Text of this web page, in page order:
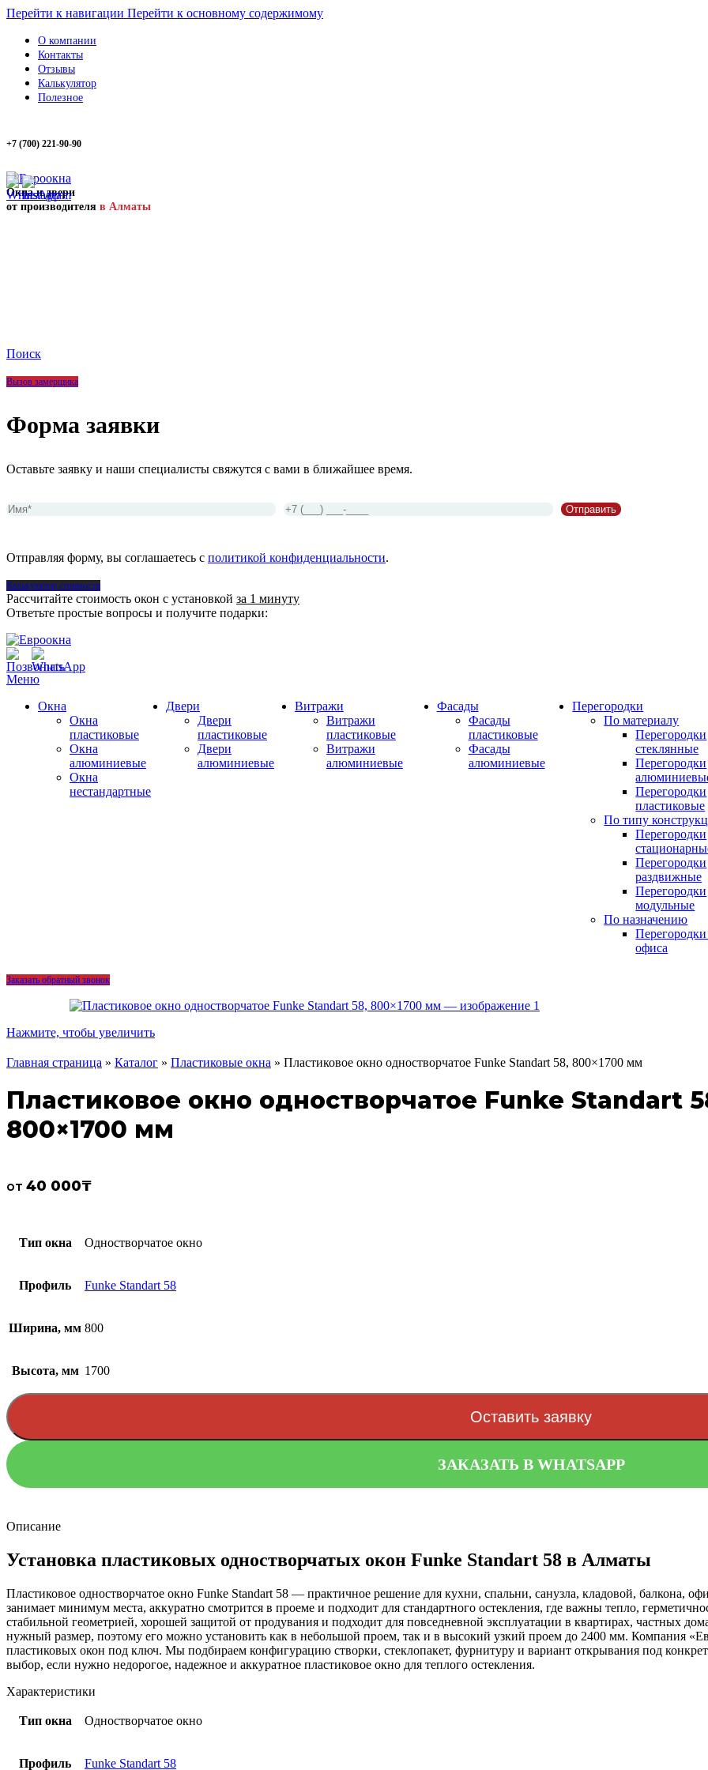
Перейти к навигации Перейти к основному содержимому
О компании
Контакты
Отзывы
Калькулятор
Полезное
+7 (700) 221-90-90
Окна и двери
от производителя в Алматы
Поиск
Вызов замерщика
Форма заявки
Оставьте заявку и наши специалисты свяжутся с вами в ближайшее время.
Отправляя форму, вы соглашаетесь с политикой конфиденциальности.
Калькулятор стоимости
Рассчитайте стоимость окон с установкой за 1 минуту
Ответьте простые вопросы и получите подарки:
Меню
Окна
Окна
пластиковые
Окна
алюминиевые
Окна
нестандартные
Двери
Двери
пластиковые
Двери
алюминиевые
Витражи
Витражи
пластиковые
Витражи
алюминиевые
Фасады
Фасады
пластиковые
Фасады
алюминиевые
Перегородки
По материалу
Перегородки
стеклянные
Перегородки
Перегородки
пластиковые
По типу
Перегородки
Перегородки
раздвижные
Перегородки
модульные
По назначению
офиса
Заказать обратный звонок
Нажмите, чтобы увеличить
Главная страница » Каталог » Пластиковые окна » Пластиковое окно одностворчатое Funke Standart 58, 800×1700 мм
Пластиковое окно одностворчатое Funke Standart
800×1700 мм
от 40 000₸
Тип окна Одностворчатое окно
Профиль Funke Standart 58
Ширина, мм 800
Высота, мм 1700
Оставить заявку
ЗАКАЗАТЬ В WHATSAPP
Описание
Установка пластиковых одностворчатых окон Funke Standart 58 в Алматы
Пластиковое одностворчатое окно Funke Standart 58 — практичное решение для кухни, спальни, санузла, кладовой, балкона,
занимает минимум места, аккуратно смотрится в проеме и подходит для стандартного остекления, где важны тепло,
стабильной геометрией, хорошей защитой от продувания и подходит для повседневной эксплуатации в квартирах, частных
нужный размер, поэтому его можно установить как в небольшой проем, так и в высокий узкий проем до 2400 мм. Компания
пластиковых окон под ключ. Мы подбираем конфигурацию створки, стеклопакет, фурнитуру и вариант открывания под
выбор, если нужно недорогое, надежное и аккуратное пластиковое окно для теплого остекления.
Характеристики
Тип окна Одностворчатое окно
Профиль Funke Standart 58